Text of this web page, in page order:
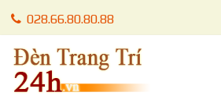
028.66.80.80.88
0905 012 099 - Mr. Tuấn